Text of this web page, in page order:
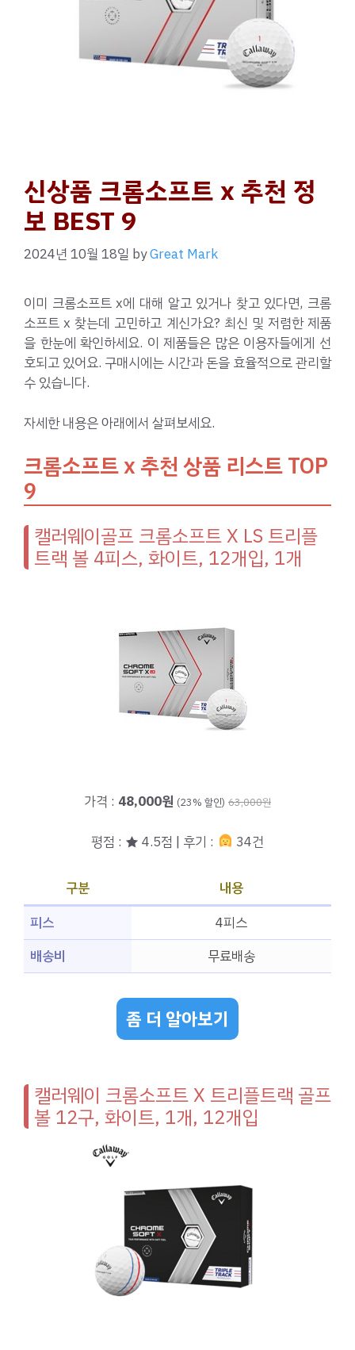
신상품 크롬소프트 x 추천 정
보 BEST 9
2024년 10월 18일 byGreat Mark
이미 크롬소프트 x에 대해 알고 있거나 찾고 있다면, 크롬
소프트 x 찾는데 고민하고 계신가요? 최신 및 저렴한 제품
을 한눈에 확인하세요. 이 제품들은 많은 이용자들에게 선
호되고 있어요. 구매시에는 시간과 돈을 효율적으로 관리할
수 있습니다.
자세한 내용은 아래에서 살펴보세요.
크롬소프트 x 추천 상품 리스트 TOP
9
캘러웨이골프 크롬소프트 X LS 트리플
트랙 볼 4피스, 화이트, 12개입, 1개
가격 : 48,000원 (23% 할인) 63,000원
평점 : ★ 4.5점 | 후기 : 34건
구분
내용
피스
4피스
배송비
무료배송
좀 더 알아보기
캘러웨이 크롬소프트 X 트리플트랙 골프
볼 12구, 화이트, 1개, 12개입